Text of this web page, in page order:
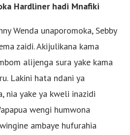
Hardliner hadi Mnafiki
Wenda unaporomoka, Sebby
zaidi. Akijulikana kama
alijenga sura yake kama
Lakini hata ndani ya
nia yake ya kweli inazidi
wengi humwona
ambaye hufurahia